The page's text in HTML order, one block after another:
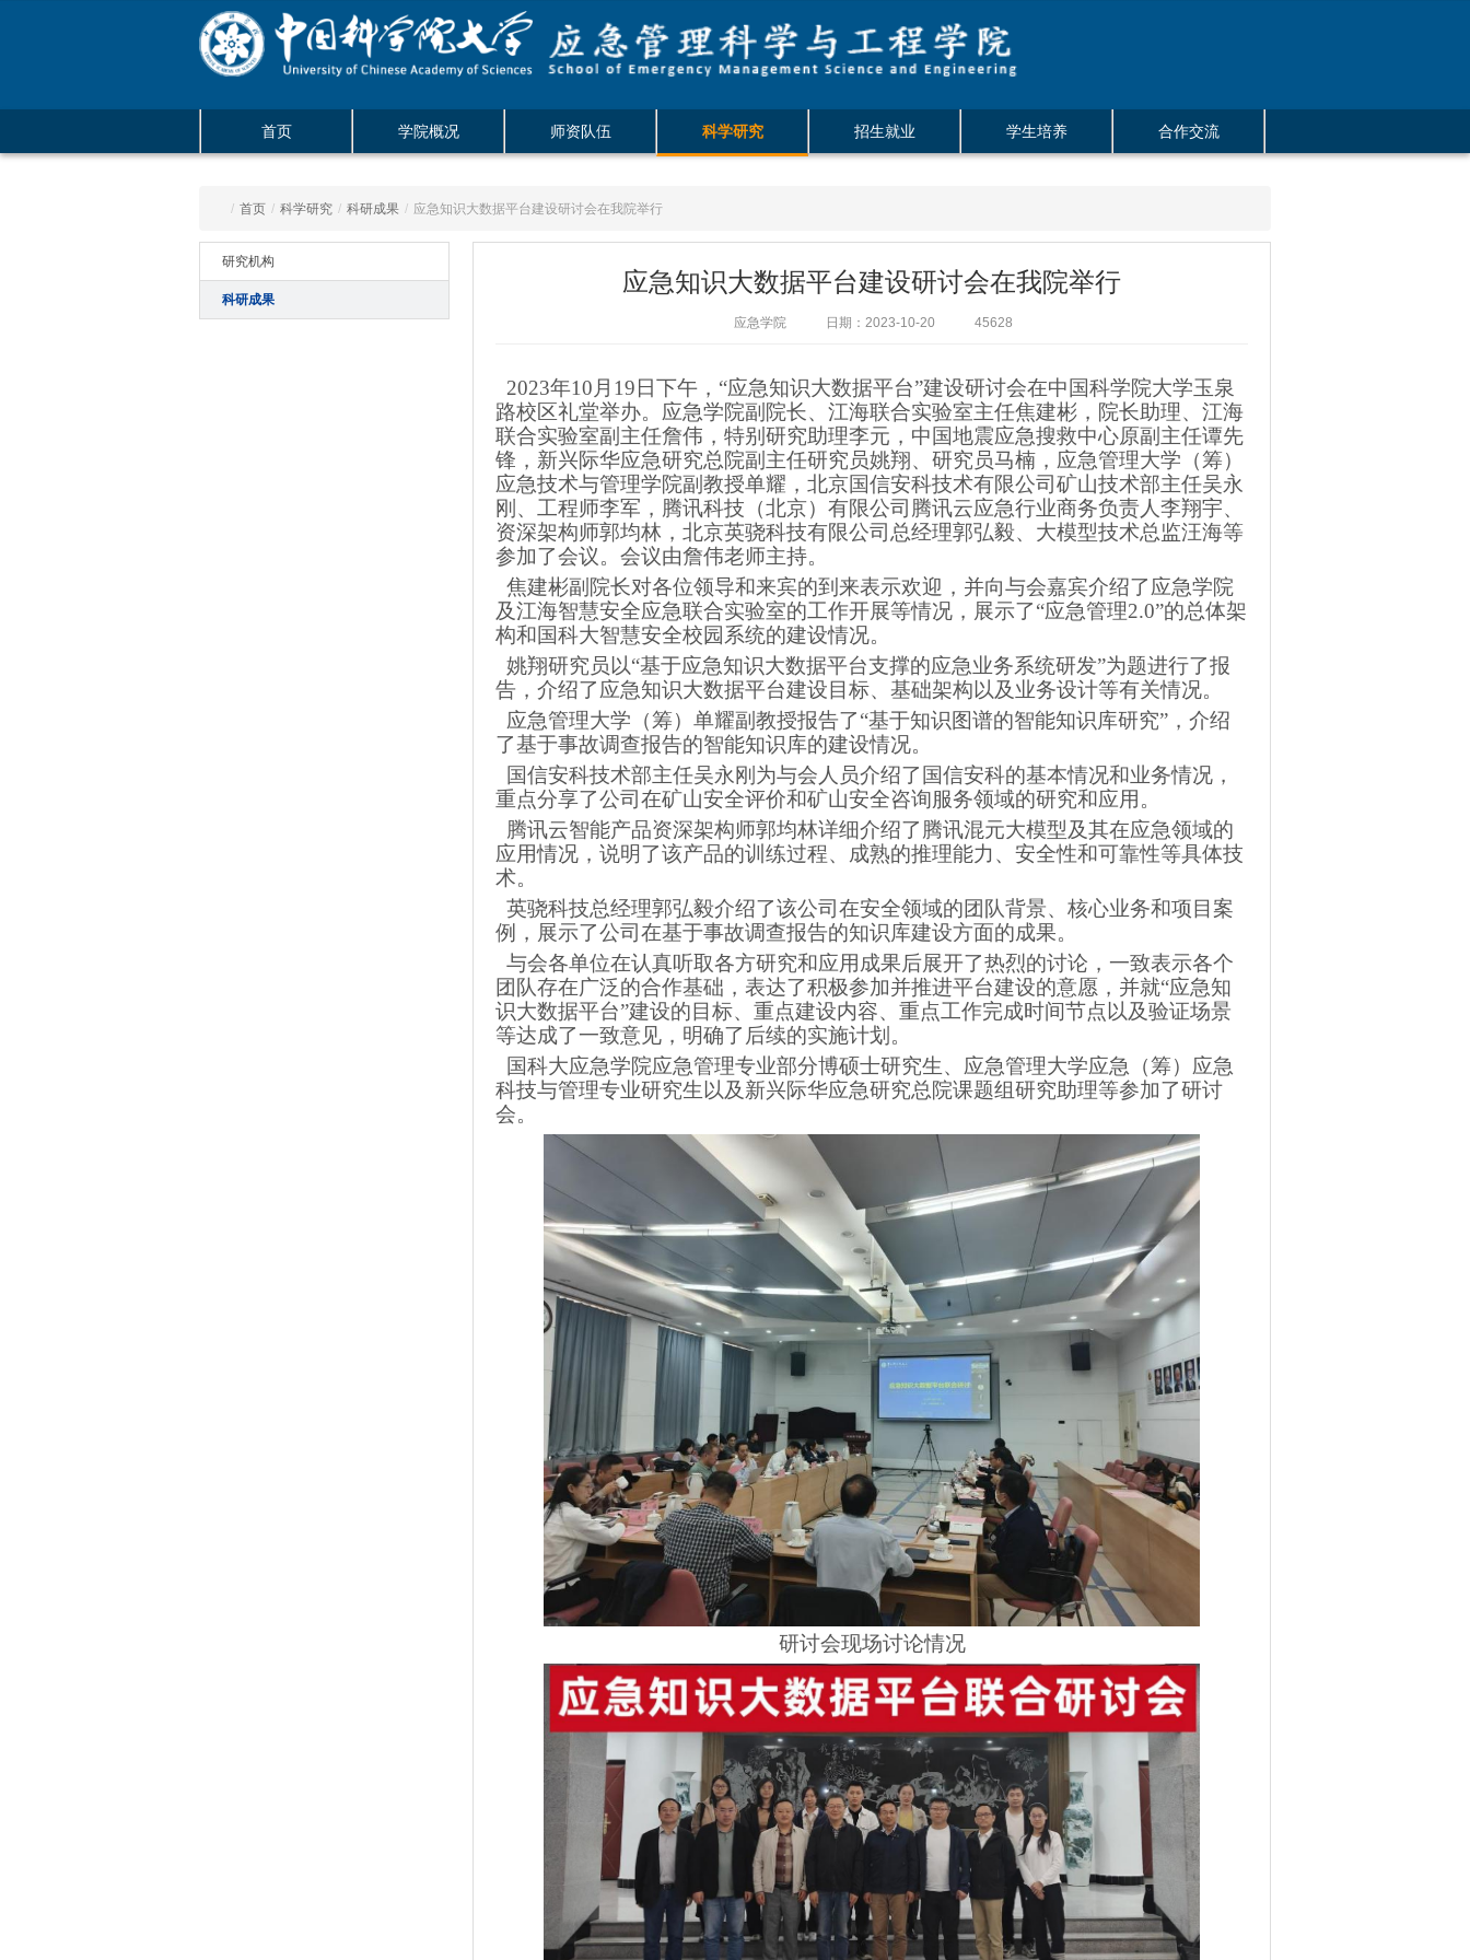
首页 学院概况 师资队伍 科学研究 招生就业 学生培养 合作交流
/ 首页 / 科学研究 / 科研成果 / 应急知识大数据平台建设研讨会在我院举行
研究机构
科研成果
应急知识大数据平台建设研讨会在我院举行
应急学院 日期：2023-10-20 45628
2023年10月19日下午，“应急知识大数据平台”建设研讨会在中国科学院大学玉泉
路校区礼堂举办。应急学院副院长、江海联合实验室主任焦建彬，院长助理、江海
联合实验室副主任詹伟，特别研究助理李元，中国地震应急搜救中心原副主任谭先
锋，新兴际华应急研究总院副主任研究员姚翔、研究员马楠，应急管理大学（筹）
应急技术与管理学院副教授单耀，北京国信安科技术有限公司矿山技术部主任吴永
刚、工程师李军，腾讯科技（北京）有限公司腾讯云应急行业商务负责人李翔宇、
资深架构师郭均林，北京英骁科技有限公司总经理郭弘毅、大模型技术总监汪海等
参加了会议。会议由詹伟老师主持。
焦建彬副院长对各位领导和来宾的到来表示欢迎，并向与会嘉宾介绍了应急学院
及江海智慧安全应急联合实验室的工作开展等情况，展示了“应急管理2.0”的总体架
构和国科大智慧安全校园系统的建设情况。
姚翔研究员以“基于应急知识大数据平台支撑的应急业务系统研发”为题进行了报
告，介绍了应急知识大数据平台建设目标、基础架构以及业务设计等有关情况。
应急管理大学（筹）单耀副教授报告了“基于知识图谱的智能知识库研究”，介绍
了基于事故调查报告的智能知识库的建设情况。
国信安科技术部主任吴永刚为与会人员介绍了国信安科的基本情况和业务情况，
重点分享了公司在矿山安全评价和矿山安全咨询服务领域的研究和应用。
腾讯云智能产品资深架构师郭均林详细介绍了腾讯混元大模型及其在应急领域的
应用情况，说明了该产品的训练过程、成熟的推理能力、安全性和可靠性等具体技
术。
英骁科技总经理郭弘毅介绍了该公司在安全领域的团队背景、核心业务和项目案
例，展示了公司在基于事故调查报告的知识库建设方面的成果。
与会各单位在认真听取各方研究和应用成果后展开了热烈的讨论，一致表示各个
团队存在广泛的合作基础，表达了积极参加并推进平台建设的意愿，并就“应急知
识大数据平台”建设的目标、重点建设内容、重点工作完成时间节点以及验证场景
等达成了一致意见，明确了后续的实施计划。
国科大应急学院应急管理专业部分博硕士研究生、应急管理大学应急（筹）应急
科技与管理专业研究生以及新兴际华应急研究总院课题组研究助理等参加了研讨
会。
研讨会现场讨论情况